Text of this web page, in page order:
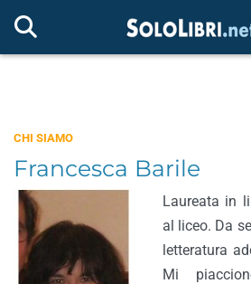
CHI SIAMO
Francesca Barile
Laureata in
al liceo. Da
letteratura
Mi